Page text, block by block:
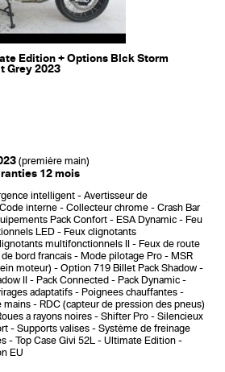
Edition + Options Blck Storm
Grey 2023
(première main)
12 mois
intelligent
Avertisseur de
Code interne Collecteur chrome
Crash Bar
Pack Confort ESA Dynamic
Feu
LED
Feux clignotants
multifonctionnels II
Feux de route
de bord francais Mode pilotage Pro
MSR
moteur)
Option 719 Billet Pack Shadow
II
Pack Connected
Pack Dynamic
adaptatifs
Poignees chauffantes
mains
RDC (capteur de pression des pneus)
a rayons noires Shifter Pro
Silencieux
Supports valises
Système de freinage
Top Case Givi 52L
Ultimate Edition
EU